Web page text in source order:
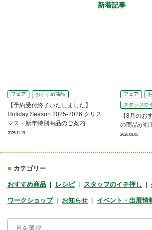
新着記事
フェア おすすめ商品
【予約受付終了いたしました】
Holiday Season 2025-2026 クリス
マス・新年特別商品のご案内
2025.11.19
フェア
スタッフの
【8月のお
の商品が特
2026.08.05
■ カテゴリー
おすすめ商品 レシピ スタッフのイチ押し
ワークショップ お知らせ イベント・出展情